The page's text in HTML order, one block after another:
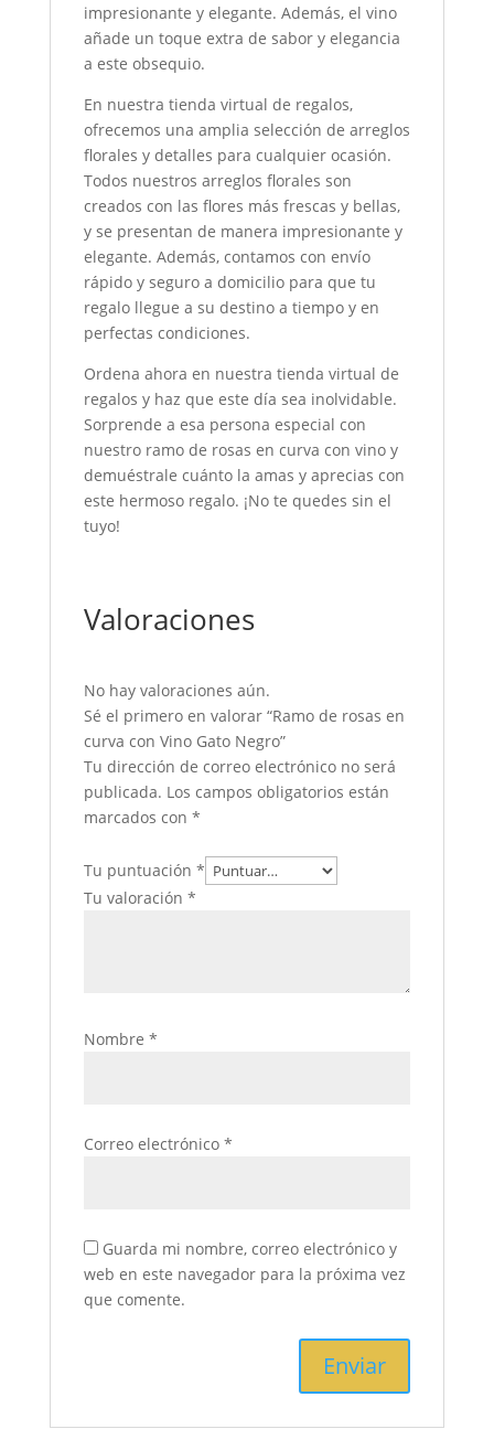
impresionante y elegante. Además, el vino
añade un toque extra de sabor y elegancia
a este obsequio.
En nuestra tienda virtual de regalos,
ofrecemos una amplia selección de arreglos
florales y detalles para cualquier ocasión.
Todos nuestros arreglos florales son
creados con las flores más frescas y bellas,
y se presentan de manera impresionante y
elegante. Además, contamos con envío
rápido y seguro a domicilio para que tu
regalo llegue a su destino a tiempo y en
perfectas condiciones.
Ordena ahora en nuestra tienda virtual de
regalos y haz que este día sea inolvidable.
Sorprende a esa persona especial con
nuestro ramo de rosas en curva con vino y
demuéstrale cuánto la amas y aprecias con
este hermoso regalo. ¡No te quedes sin el
tuyo!
Valoraciones
No hay valoraciones aún.
Sé el primero en valorar “Ramo de rosas en
curva con Vino Gato Negro”
Tu dirección de correo electrónico no será
publicada. Los campos obligatorios están
marcados con *
Tu puntuación *
Tu valoración *
Nombre *
Correo electrónico *
Guarda mi nombre, correo electrónico y
web en este navegador para la próxima vez
que comente.